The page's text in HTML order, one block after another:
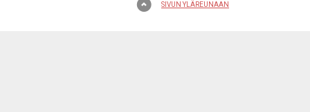
SIVUN YLÄREUNAAN